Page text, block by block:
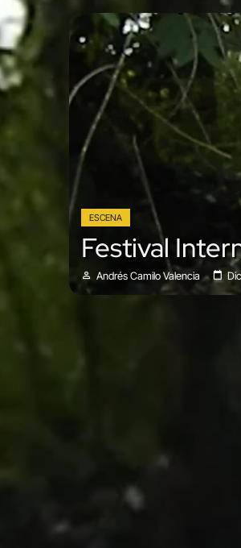
ESCENA
Festival
Andrés Camilo Valencia